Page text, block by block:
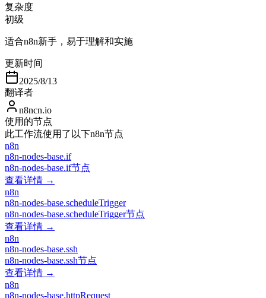
复杂度
初级
适合n8n新手，易于理解和实施
更新时间
2025/8/13
翻译者
n8ncn.io
使用的节点
此工作流使用了以下n8n节点
n8n
n8n-nodes-base.if
n8n-nodes-base.if节点
查看详情 →
n8n
n8n-nodes-base.scheduleTrigger
n8n-nodes-base.scheduleTrigger节点
查看详情 →
n8n
n8n-nodes-base.ssh
n8n-nodes-base.ssh节点
查看详情 →
n8n
n8n-nodes-base.httpRequest